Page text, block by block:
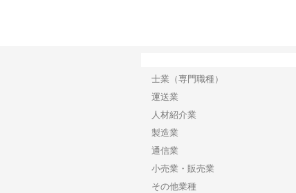
士業（専門職種）
運送業
人材紹介業
製造業
通信業
小売業・販売業
その他業種